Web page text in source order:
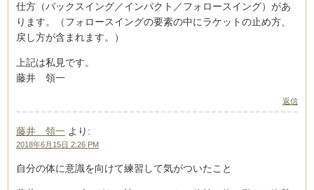
仕方（バックスイング／インパクト／フォロースイング）があ
ります。（フォロースイングの要素の中にラケットの止め方、
戻し方が含まれます。）
上記は私見です。
藤井 領一
返信
藤井 領一 より:
2018年6月15日 2:26 PM
自分の体に意識を向けて練習して気がついたこと